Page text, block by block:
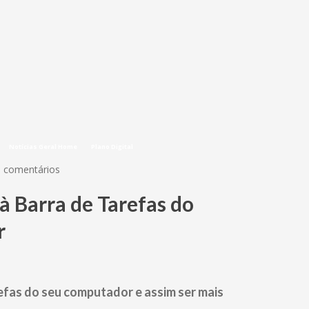
comentários
Barra de Tarefas do
do seu computador e assim ser mais